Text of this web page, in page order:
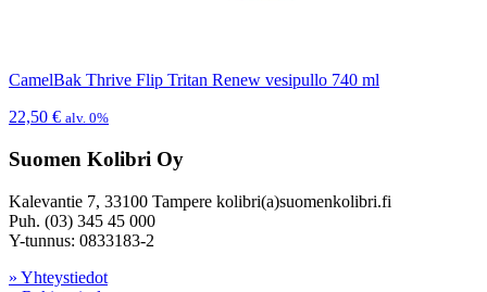
CamelBak Thrive Flip Tritan Renew vesipullo 740 ml
22,50 € alv. 0%
Suomen Kolibri Oy
Kalevantie 7, 33100 Tampere kolibri(a)suomenkolibri.fi
Puh. (03) 345 45 000
Y-tunnus: 0833183-2
» Yhteystiedot